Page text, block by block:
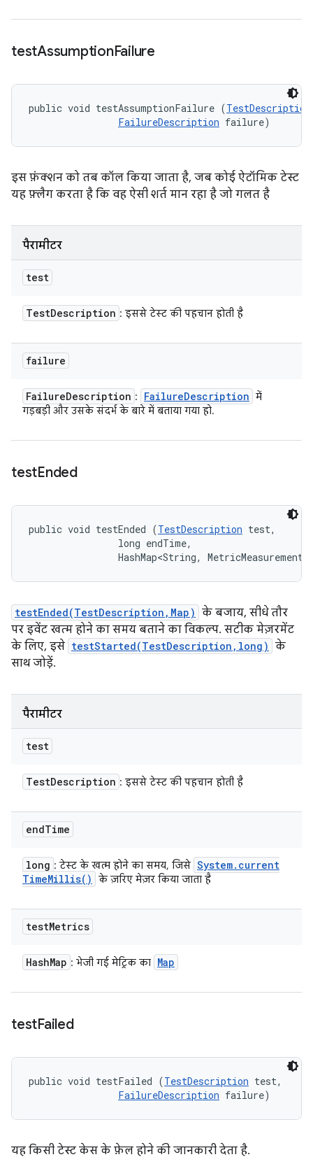
testAssumptionFailure
public void testAssumptionFailure (TestDescription
FailureDescription failure)
इस फ़ंक्शन को तब कॉल किया जाता है, जब कोई ऐटॉमिक टेस्ट
यह फ़्लैग करता है कि वह ऐसी शर्त मान रहा है जो गलत है
पैरामीटर
test
TestDescription : इससे टेस्ट की पहचान होती है
failure
FailureDescription : FailureDescription में
गड़बड़ी और उसके संदर्भ के बारे में बताया गया हो.
testEnded
public void testEnded (TestDescription test,
                long endTime,
HashMap<String,
testEnded(TestDescription,Map) के बजाय, सीधे तौर
पर इवेंट खत्म होने का समय बताने का विकल्प. सटीक मेज़रमेंट
के लिए, इसे testStarted(TestDescription,long) के
साथ जोड़ें.
पैरामीटर
test
TestDescription : इससे टेस्ट की पहचान होती है
endTime
long : टेस्ट के खत्म होने का समय, जिसे System. current
TimeMillis( ) के ज़रिए मेज़र किया जाता है
testMetrics
HashMap : भेजी गई मेट्रिक का Map
testFailed
public void testFailed (TestDescription test,
FailureDescription failure)
यह किसी टेस्ट केस के फ़ेल होने की जानकारी देता है.